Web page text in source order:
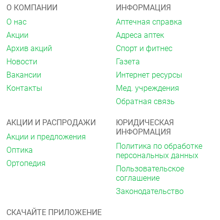
аномалии развития плода у кроликов. Нельзя
исключить возможные системные эффекты ГКС и
при местном применении в виде инстилляций в
офтальмологии. Таким образом, применение
препарата во время беременности
Период грудного вскармливания
Системные кортикостероиды и левофлоксацин
поступают в грудное молоко. Нет данных, что
количество дексаметазона, поступающее в
грудное молоко человека, способно оказывать
клиническое воздействие на грудного ребёнка.
Тем не менее риск для грудного ребёнка не может
быть полностью исключён. Решение о
прекращении грудного вскармливания или о
приостановке или прекращении терапии
препаратом следует принимать, учитывая пользу
терапии для матери и пользу грудного
вскармливания для ребёнка.
Фертильность
О КОМПАНИИ
О нас
Акции
Архив акций
Новости
Вакансии
Контакты
ИНФОРМАЦИЯ
Аптечная справка
Адреса аптек
Спорт и фитнес
Газета
Интернет ресурсы
Мед. учреждения
Обратная связь
АКЦИИ И РАСПРОДАЖИ
Акции и предложения
Оптика
Ортопедия
ЮРИДИЧЕСКАЯ
ИНФОРМАЦИЯ
Политика по обработке
персональных данных
Пользовательское
соглашение
Законодательство
СКАЧАЙТЕ ПРИЛОЖЕНИЕ